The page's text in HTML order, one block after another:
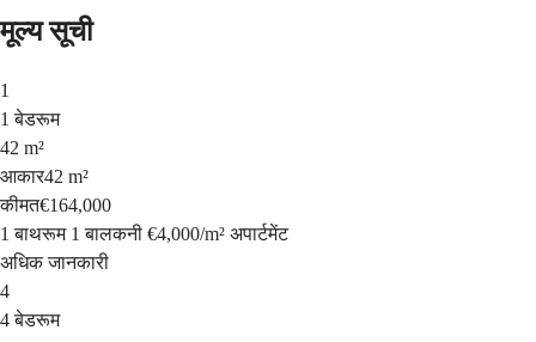
मूल्य सूची
1
1 बेडरूम
42 m²
आकार42 m²
कीमत€164,000
1 बाथरूम 1 बालकनी €4,000/m² अपार्टमेंट
अधिक जानकारी
4
4 बेडरूम